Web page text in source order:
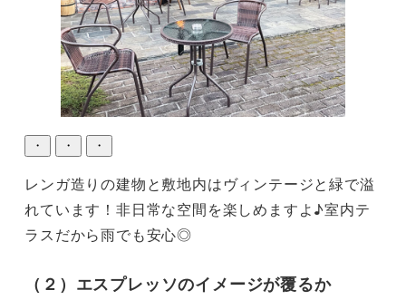
・ ・ ・
レンガ造りの建物と敷地内はヴィンテージと緑で溢
れています！非日常な空間を楽しめますよ♪室内テ
ラスだから雨でも安心◎
（２）エスプレッソのイメージが覆るか